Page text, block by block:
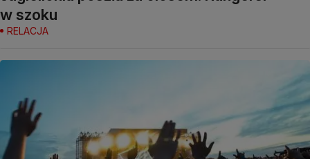
w szoku
RELACJA